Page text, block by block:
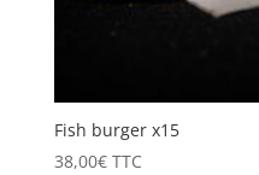
Fish burger x15
38,00€ TTC